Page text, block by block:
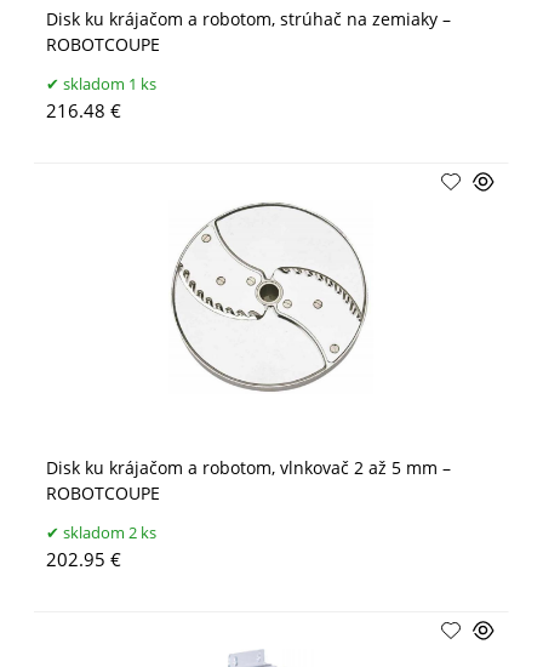
Disk ku krájačom a robotom, strúhač na zemiaky –
ROBOTCOUPE
skladom 1 ks
216.48 €
Disk ku krájačom a robotom, vlnkovač 2 až 5 mm –
ROBOTCOUPE
skladom 2 ks
202.95 €